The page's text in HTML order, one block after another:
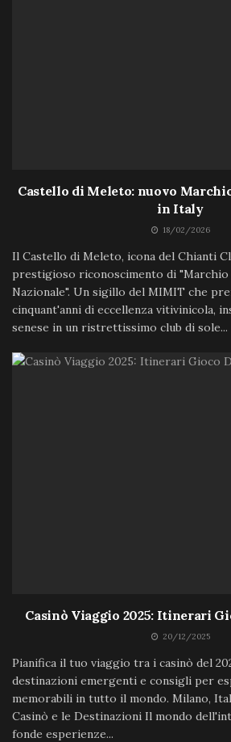
Castello di Meleto: nuovo
in Italy
18/02/2026
Il Castello di Meleto, icona del Chianti
prestigioso riconoscimento di
Nazionale". Un sigillo del MIMIT che
cinquant'anni di eccellenza vitivinicola,
senese in un ristrettissimo club di sole...
Casinò Viaggio 2025: Itinerari
20/12/2025
Pianifica il tuo viaggio tra i casinò del
destinazioni emergenti e consigli per
memorabili in tutto il mondo. Milano,
Casinò e le Destinazioni Il mondo
fonde esperienze...